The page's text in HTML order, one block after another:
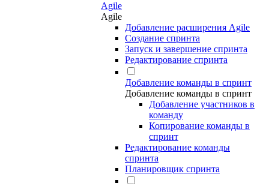
Agile
Agile
Добавление расширения Agile
Создание спринта
Запуск и завершение спринта
Редактирование спринта
Добавление команды в спринт
Добавление команды в спринт
Добавление участников в
команду
Копирование команды в
спринт
Редактирование команды
спринта
Планировщик спринта